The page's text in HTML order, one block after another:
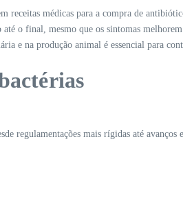
receitas médicas para a compra de
o final, mesmo que os sintomas
e na produção animal é essencial para
regulamentações mais rígidas até